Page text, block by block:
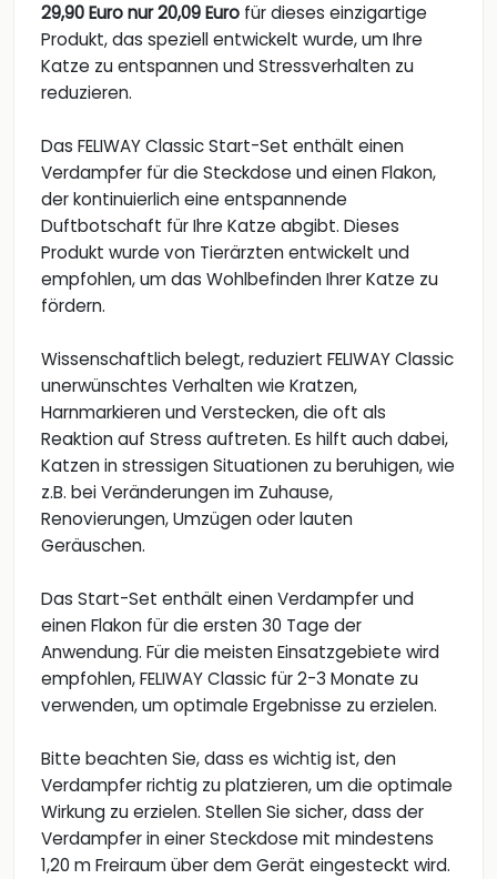
29,90 Euro nur 20,09 Euro für dieses einzigartige
Produkt, das speziell entwickelt wurde, um Ihre
Katze zu entspannen und Stressverhalten zu
reduzieren.
Das FELIWAY Classic Start-Set enthält einen
Verdampfer für die Steckdose und einen Flakon,
der kontinuierlich eine entspannende
Duftbotschaft für Ihre Katze abgibt. Dieses
Produkt wurde von Tierärzten entwickelt und
empfohlen, um das Wohlbefinden Ihrer Katze zu
fördern.
Wissenschaftlich belegt, reduziert FELIWAY Classic
unerwünschtes Verhalten wie Kratzen,
Harnmarkieren und Verstecken, die oft als
Reaktion auf Stress auftreten. Es hilft auch dabei,
Katzen in stressigen Situationen zu beruhigen, wie
z.B. bei Veränderungen im Zuhause,
Renovierungen, Umzügen oder lauten
Geräuschen.
Das Start-Set enthält einen Verdampfer und
einen Flakon für die ersten 30 Tage der
Anwendung. Für die meisten Einsatzgebiete wird
empfohlen, FELIWAY Classic für 2-3 Monate zu
verwenden, um optimale Ergebnisse zu erzielen.
Bitte beachten Sie, dass es wichtig ist, den
Verdampfer richtig zu platzieren, um die optimale
Wirkung zu erzielen. Stellen Sie sicher, dass der
Verdampfer in einer Steckdose mit mindestens
1,20 m Freiraum über dem Gerät eingesteckt wird.